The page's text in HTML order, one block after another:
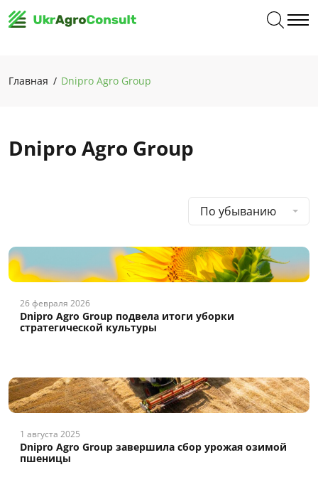
Главная Dnipro Agro Group
Dnipro Agro Group
По убыванию
26 февраля 2026
Dnipro Agro Group подвела итоги уборки
стратегической культуры
1 августа 2025
Dnipro Agro Group завершила сбор урожая озимой
пшеницы